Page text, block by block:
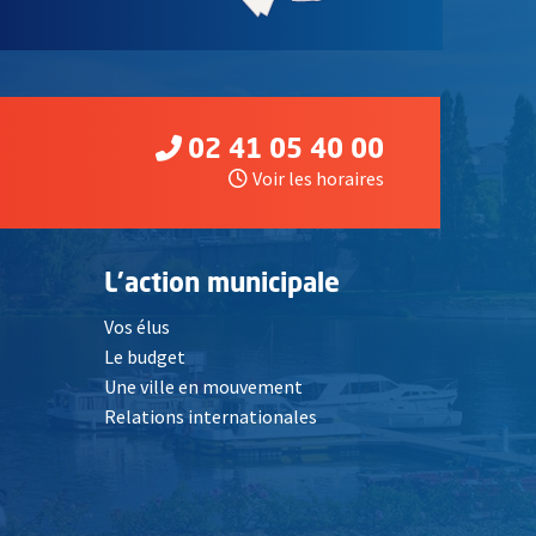
02 41 05 40 00
Voir les horaires
L'action municipale
Vos élus
Le budget
Une ville en mouvement
Relations internationales
Ouvre une nouvelle fenêtre